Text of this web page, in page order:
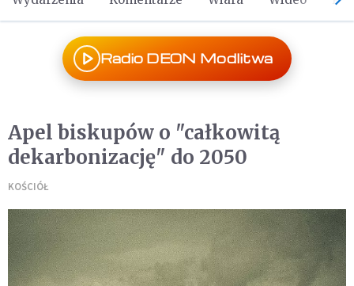
Radio DEON Modlitwa
Apel biskupów o "całkowitą
dekarbonizację" do 2050
KOŚCIÓŁ